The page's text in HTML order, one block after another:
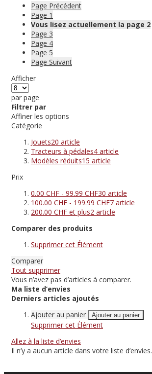
Page Précédent
Page 1
Vous lisez actuellement la page 2
Page 3
Page 4
Page 5
Page Suivant
Afficher
par page
Filtrer par
Affiner les options
Catégorie
Jouets20 article
Tracteurs à pédales4 article
Modèles réduits15 article
Prix
0.00 CHF - 99.99 CHF30 article
100.00 CHF - 199.99 CHF7 article
200.00 CHF et plus2 article
Comparer des produits
Supprimer cet Élément
Comparer
Tout supprimer
Vous n’avez pas d’articles à comparer.
Ma liste d’envies
Derniers articles ajoutés
Ajouter au panier
Ajouter au panier
Supprimer cet Élément
Allez à la liste d’envies
Il n’y a aucun article dans votre liste d’envies.